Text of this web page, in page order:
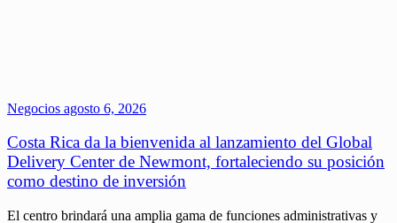
Negocios agosto 6, 2026
Costa Rica da la bienvenida al lanzamiento del Global
Delivery Center de Newmont, fortaleciendo su posición
como destino de inversión
El centro brindará una amplia gama de funciones administrativas y